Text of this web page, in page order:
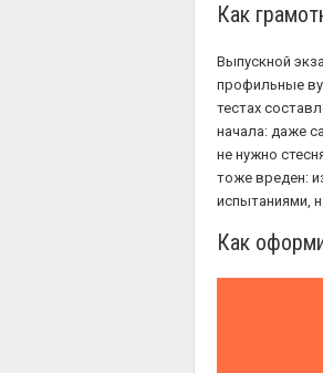
Как
Выпускной
профильные
тестах
начала: даже
не нужно
тоже вреден:
испытаниями,
Как